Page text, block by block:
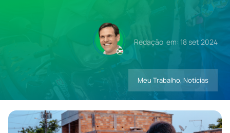
Contatos
Redação em: 18 set 2024
Meu Trabalho, Notícias